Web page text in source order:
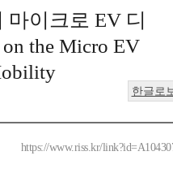
이크로 EV 디
the Micro EV
한글로
https://www.riss.kr/